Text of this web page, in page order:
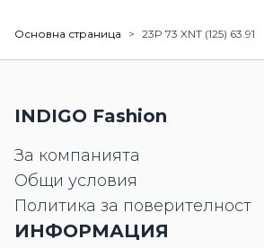
Основна страница > 23P 73 XNT (125) 63.91
INDIGO Fashion
За компанията
Общи условия
Политика за поверителност
ИНФОРМАЦИЯ